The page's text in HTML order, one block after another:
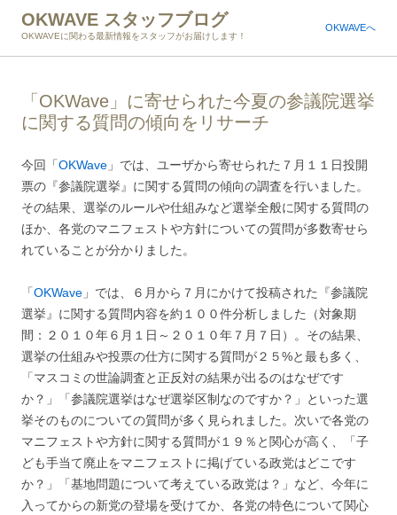
OKWAVE スタッフブログ
OKWAVEに関わる最新情報をスタッフがお届けします！
OKWAVEへ
「OKWave」に寄せられた今夏の参議院選挙
に関する質問の傾向をリサーチ
今回「OKWave 」では、ユーザから寄せられた７月１１日投開
票の『参議院選挙』に関する質問の傾向の調査を行いました。
その結果、選挙のルールや仕組みなど選挙全般に関する質問の
ほか、各党のマニフェストや方針についての質問が多数寄せら
れていることが分かりました。
「OKWave 」では、６月から７月にかけて投稿された『参議院
選挙』に関する質問内容を約１００件分析しました（対象期
間：２０１０年６月１日～２０１０年７月７日）。その結果、
選挙の仕組みや投票の仕方に関する質問が２５%と最も多く、
「マスコミの世論調査と正反対の結果が出るのはなぜです
か？」「参議院選挙はなぜ選挙区制なのですか？」といった選
挙そのものについての質問が多く見られました。次いで各党の
マニフェストや方針に関する質問が１９％と関心が高く、「子
ども手当て廃止をマニフェストに掲げている政党はどこです
か？」「基地問題について考えている政党は？」など、今年に
入ってからの新党の登場を受けてか、各党の特色について関心